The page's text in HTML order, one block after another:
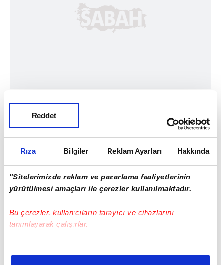
Rıza Bilgiler Reklam Ayarları Hakkında
"Sitelerimizde reklam ve pazarlama faaliyetlerinin
yürütülmesi amaçları ile çerezler kullanılmaktadır.
Bu çerezler, kullanıcıların tarayıcı ve cihazlarını
tanımlayarak çalışırlar.
Bu çerezlere izin vermeniz halinde sizlere özel
Reddet
"POLİS GÜÇLERİMİZDEN ALLAH RAZI
OLSUN"